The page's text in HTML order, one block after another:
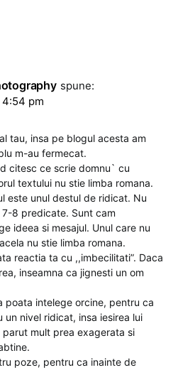
spune:
pm
tau, insa pe blogul acesta am
m-au fermecat.
citesc ce scrie domnu` cu
textului nu stie limba romana.
este unul destul de ridicat. Nu
8 predicate. Sunt cam
ideea si mesajul. Unul care nu
nu stie limba romana.
reactia ta cu ,,imbecilitati”. Daca
inseamna ca jignesti un om
poata intelege orcine, pentru ca
nivel ridicat, insa iesirea lui
mult prea exagerata si
poze, pentru ca inainte de